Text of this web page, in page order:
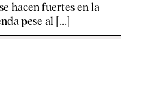
hacen fuertes en la
pese al [...]